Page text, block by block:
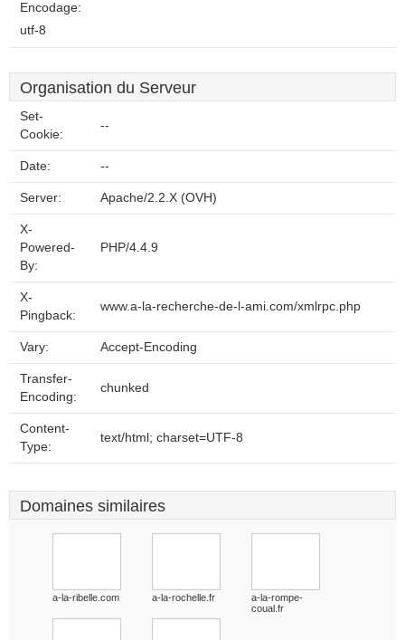
Encodage:
utf-8
Organisation du Serveur
Set-
Cookie:
--
Date: --
Server: Apache/2.2.X (OVH)
X-
Powered-
By:
PHP/4.4.9
X-
Pingback:
www.a-la-recherche-de-l-ami.com/xmlrpc.php
Vary: Accept-Encoding
Transfer-
Encoding:
chunked
Content-
Type:
text/html; charset=UTF-8
Domaines similaires
a-la-ribelle.com a-la-rochelle.fr
a-la-rompe-
coual.fr